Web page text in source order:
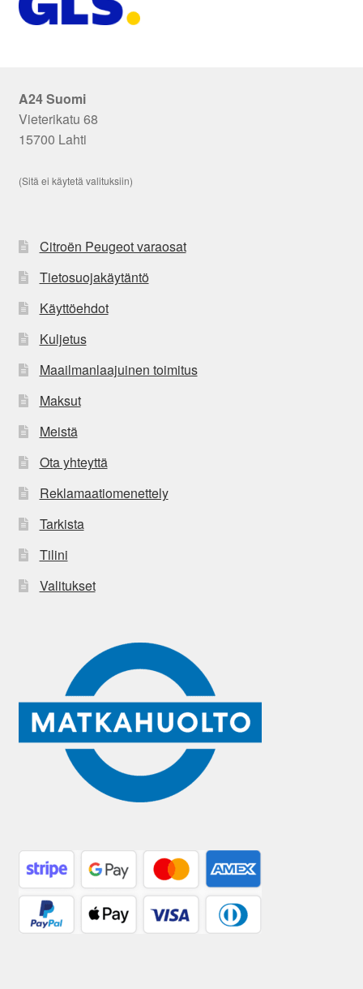
A24 Suomi
Vieterikatu 68
15700 Lahti
(Sitä ei käytetä valituksiin)
Citroën Peugeot varaosat
Tietosuojakäytäntö
Käyttöehdot
Kuljetus
Maailmanlaajuinen toimitus
Maksut
Meistä
Ota yhteyttä
Reklamaatiomenettely
Tarkista
Tilini
Valitukset